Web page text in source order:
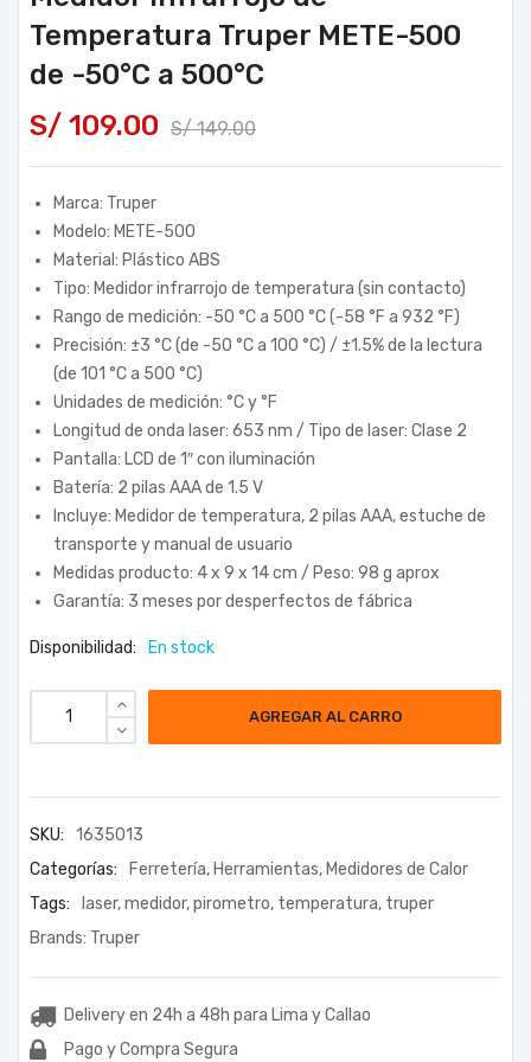
Temperatura Truper METE-500
de -50°C a 500°C
S/149.00
S/ 109.00
Marca: Truper
Modelo: METE-500
Material: Plástico ABS
Tipo: Medidor infrarrojo de temperatura (sin contacto)
Rango de medición: -50 °C a 500 °C (-58 °F a 932 °F)
Precisión: ±3 °C (de -50 °C a 100 °C) / ±1.5% de la lectura
(de 101 °C a 500 °C)
Unidades de medición: °C y °F
Longitud de onda laser: 653 nm / Tipo de laser: Clase 2
Pantalla: LCD de 1″ con iluminación
Batería: 2 pilas AAA de 1.5 V
Incluye: Medidor de temperatura, 2 pilas AAA, estuche de
transporte y manual de usuario
Medidas producto: 4 x 9 x 14 cm / Peso: 98 g aprox
Garantía: 3 meses por desperfectos de fábrica
Disponibilidad: En stock
AGREGAR AL CARRO
SKU:
1635013
Categorías:
Ferretería, Herramientas, Medidores de Calor
Tags:
laser,medidor,pirometro, temperatura, truper
Brands: Truper
Delivery en 24h a 48h para Lima y Callao
Pago y Compra Segura